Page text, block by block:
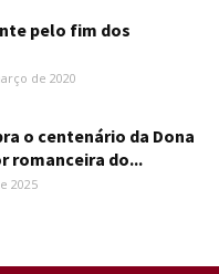
pelo fim dos
de 2020
o centenário da Dona
romanceira do...
2025